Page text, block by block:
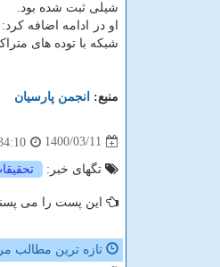
شیلی ثبت شده بود.
او در ادامه اضافه
شبکه با توده های
منبع: انجمن پارسیان
1400/03/11
تگهای خبر:
این پست را می
تازه ترین مطالب